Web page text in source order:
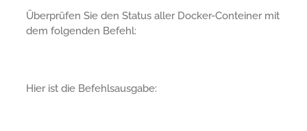
Überprüfen Sie den Status aller Docker-Conteiner mit
dem folgenden Befehl:
Hier ist die Befehlsausgabe: